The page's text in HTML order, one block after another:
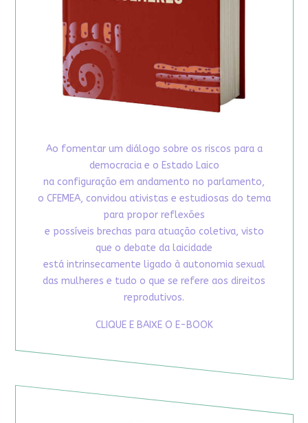
Ao fomentar um diálogo sobre os riscos para a
democracia e o Estado Laico
na configuração em andamento no parlamento,
o CFEMEA, convidou ativistas e estudiosas do tema
para propor reflexões
e possíveis brechas para atuação coletiva, visto
que o debate da laicidade
está intrinsecamente ligado à autonomia sexual
das mulheres e tudo o que se refere aos direitos
reprodutivos.
CLIQUE E BAIXE O E-BOOK